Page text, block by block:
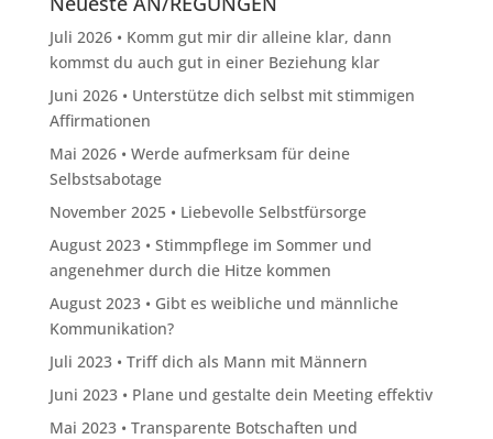
Juli 2026 • Komm gut mir dir alleine klar, dann
kommst du auch gut in einer Beziehung klar
Juni 2026 • Unterstütze dich selbst mit stimmigen
Affirmationen
Mai 2026 • Werde aufmerksam für deine
Selbstsabotage
November 2025 • Liebevolle Selbstfürsorge
August 2023 • Stimmpflege im Sommer und
angenehmer durch die Hitze kommen
August 2023 • Gibt es weibliche und männliche
Kommunikation?
Juli 2023 • Triff dich als Mann mit Männern
Juni 2023 • Plane und gestalte dein Meeting effektiv
Mai 2023 • Transparente Botschaften und